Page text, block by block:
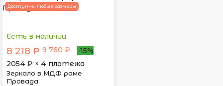
Доступны любые размеры
Есть в наличии
8 218 ₽ 9 760 ₽
-15%
2054 ₽ × 4 платежа
Зеркало в МДФ раме
Провада